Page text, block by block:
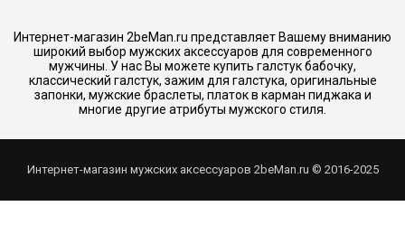
Интернет-магазин 2beMan.ru представляет Вашему вниманию
широкий выбор мужских аксессуаров для современного
мужчины. У нас Вы можете купить галстук бабочку,
классический галстук, зажим для галстука, оригинальные
запонки, мужские браслеты, платок в карман пиджака и
многие другие атрибуты мужского стиля.
Интернет-магазин мужских аксессуаров 2beMan.ru © 2016-2025